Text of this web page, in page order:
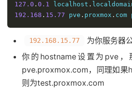
127.0 . 0.1 localhost .
192.168 . 15.77 pve . proxmox . com
192.168.15.77
为你服务器
你的hostname设置为pve
pve.proxmox.com，同理如果
则为test.proxmox.com